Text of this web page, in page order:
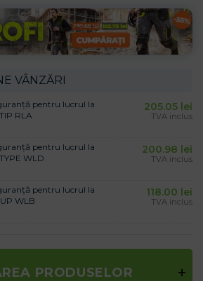
VÂNZĂRI
pentru lucrul la
RLA
205.05 lei
TVA inclus
pentru lucrul la
WLD
200.98 lei
TVA inclus
pentru lucrul la
WLB
118.00 lei
TVA inclus
PRODUSELOR